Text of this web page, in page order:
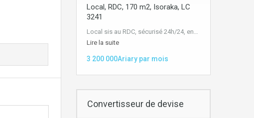
Local, RDC, 170 m2, Isoraka, LC
3241
Local sis au RDC, sécurisé 24h/24, en…
Lire la suite
3 200 000Ariary par mois
Convertisseur de devise